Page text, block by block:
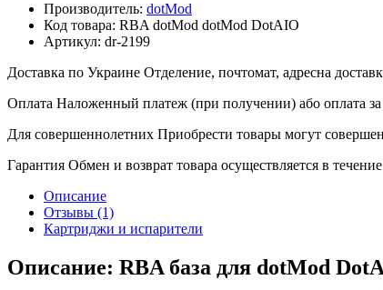
Производитель: dotMod
Код товара: RBA dotMod dotMod DotAIO
Артикул: dr-2199
Доставка по Украине Отделение, почтомат, адресна
Оплата Наложенный платеж (при получении) або оплата
Для совершеннолетних Приобрести товары могут
Гарантия Обмен и возврат товара осуществляется в
Описание
Отзывы (1)
Картриджи и испарители
Описание: RBA база для dotMod